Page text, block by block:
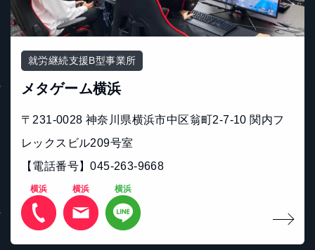
就労継続支援B型事業所
メタゲーム横浜
〒231-0028 神奈川県横浜市中区翁町2-7-10 関内フ
レックスビル209号室
【電話番号】045-263-9668
横浜 横浜 横浜